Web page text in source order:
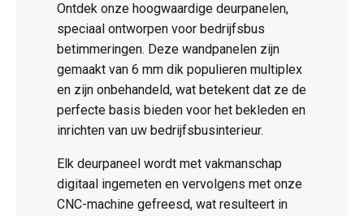
Ontdek onze hoogwaardige deurpanelen,
speciaal ontworpen voor bedrijfsbus
betimmeringen. Deze wandpanelen zijn
gemaakt van 6 mm dik populieren multiplex
en zijn onbehandeld, wat betekent dat ze de
perfecte basis bieden voor het bekleden en
inrichten van uw bedrijfsbusinterieur.
Elk deurpaneel wordt met vakmanschap
digitaal ingemeten en vervolgens met onze
CNC-machine gefreesd, wat resulteert in